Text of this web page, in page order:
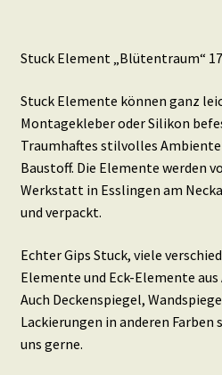
Stuck Element „Blütentraum“
Stuck Elemente können ganz
Montagekleber oder Silikon
Traumhaftes stilvolles
Baustoff. Die Elemente werden
Werkstatt in Esslingen am
und verpackt.
Echter Gips Stuck, viele
Elemente und Eck-Elemente
Auch Deckenspiegel,
Lackierungen in anderen Farben
uns gerne.